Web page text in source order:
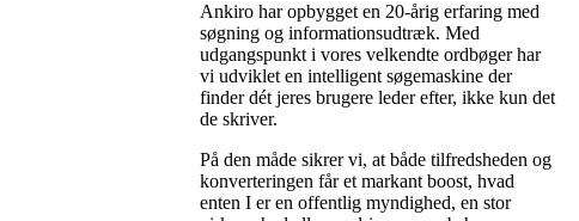
Ankiro har opbygget en 20-årig erfaring med
søgning og informationsudtræk. Med
udgangspunkt i vores velkendte ordbøger har
vi udviklet en intelligent søgemaskine der
finder dét jeres brugere leder efter, ikke kun det
de skriver.
På den måde sikrer vi, at både tilfredsheden og
konverteringen får et markant boost, hvad
enten I er en offentlig myndighed, en stor